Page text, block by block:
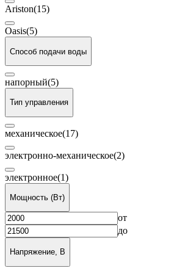
Ariston(15)
Oasis(5)
Способ подачи воды
напорный(5)
Тип управления
механическое(17)
электронно-механическое(2)
электронное(1)
Мощность (Вт)
от
до
Напряжение, В